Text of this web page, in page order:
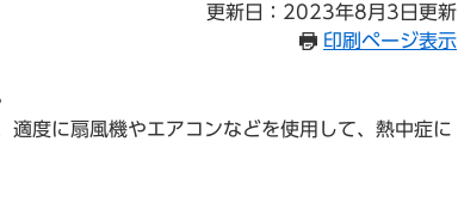
更新日：2023年8月3日更新
印刷ページ表示
度に扇風機やエアコンなどを使用して、熱中症に